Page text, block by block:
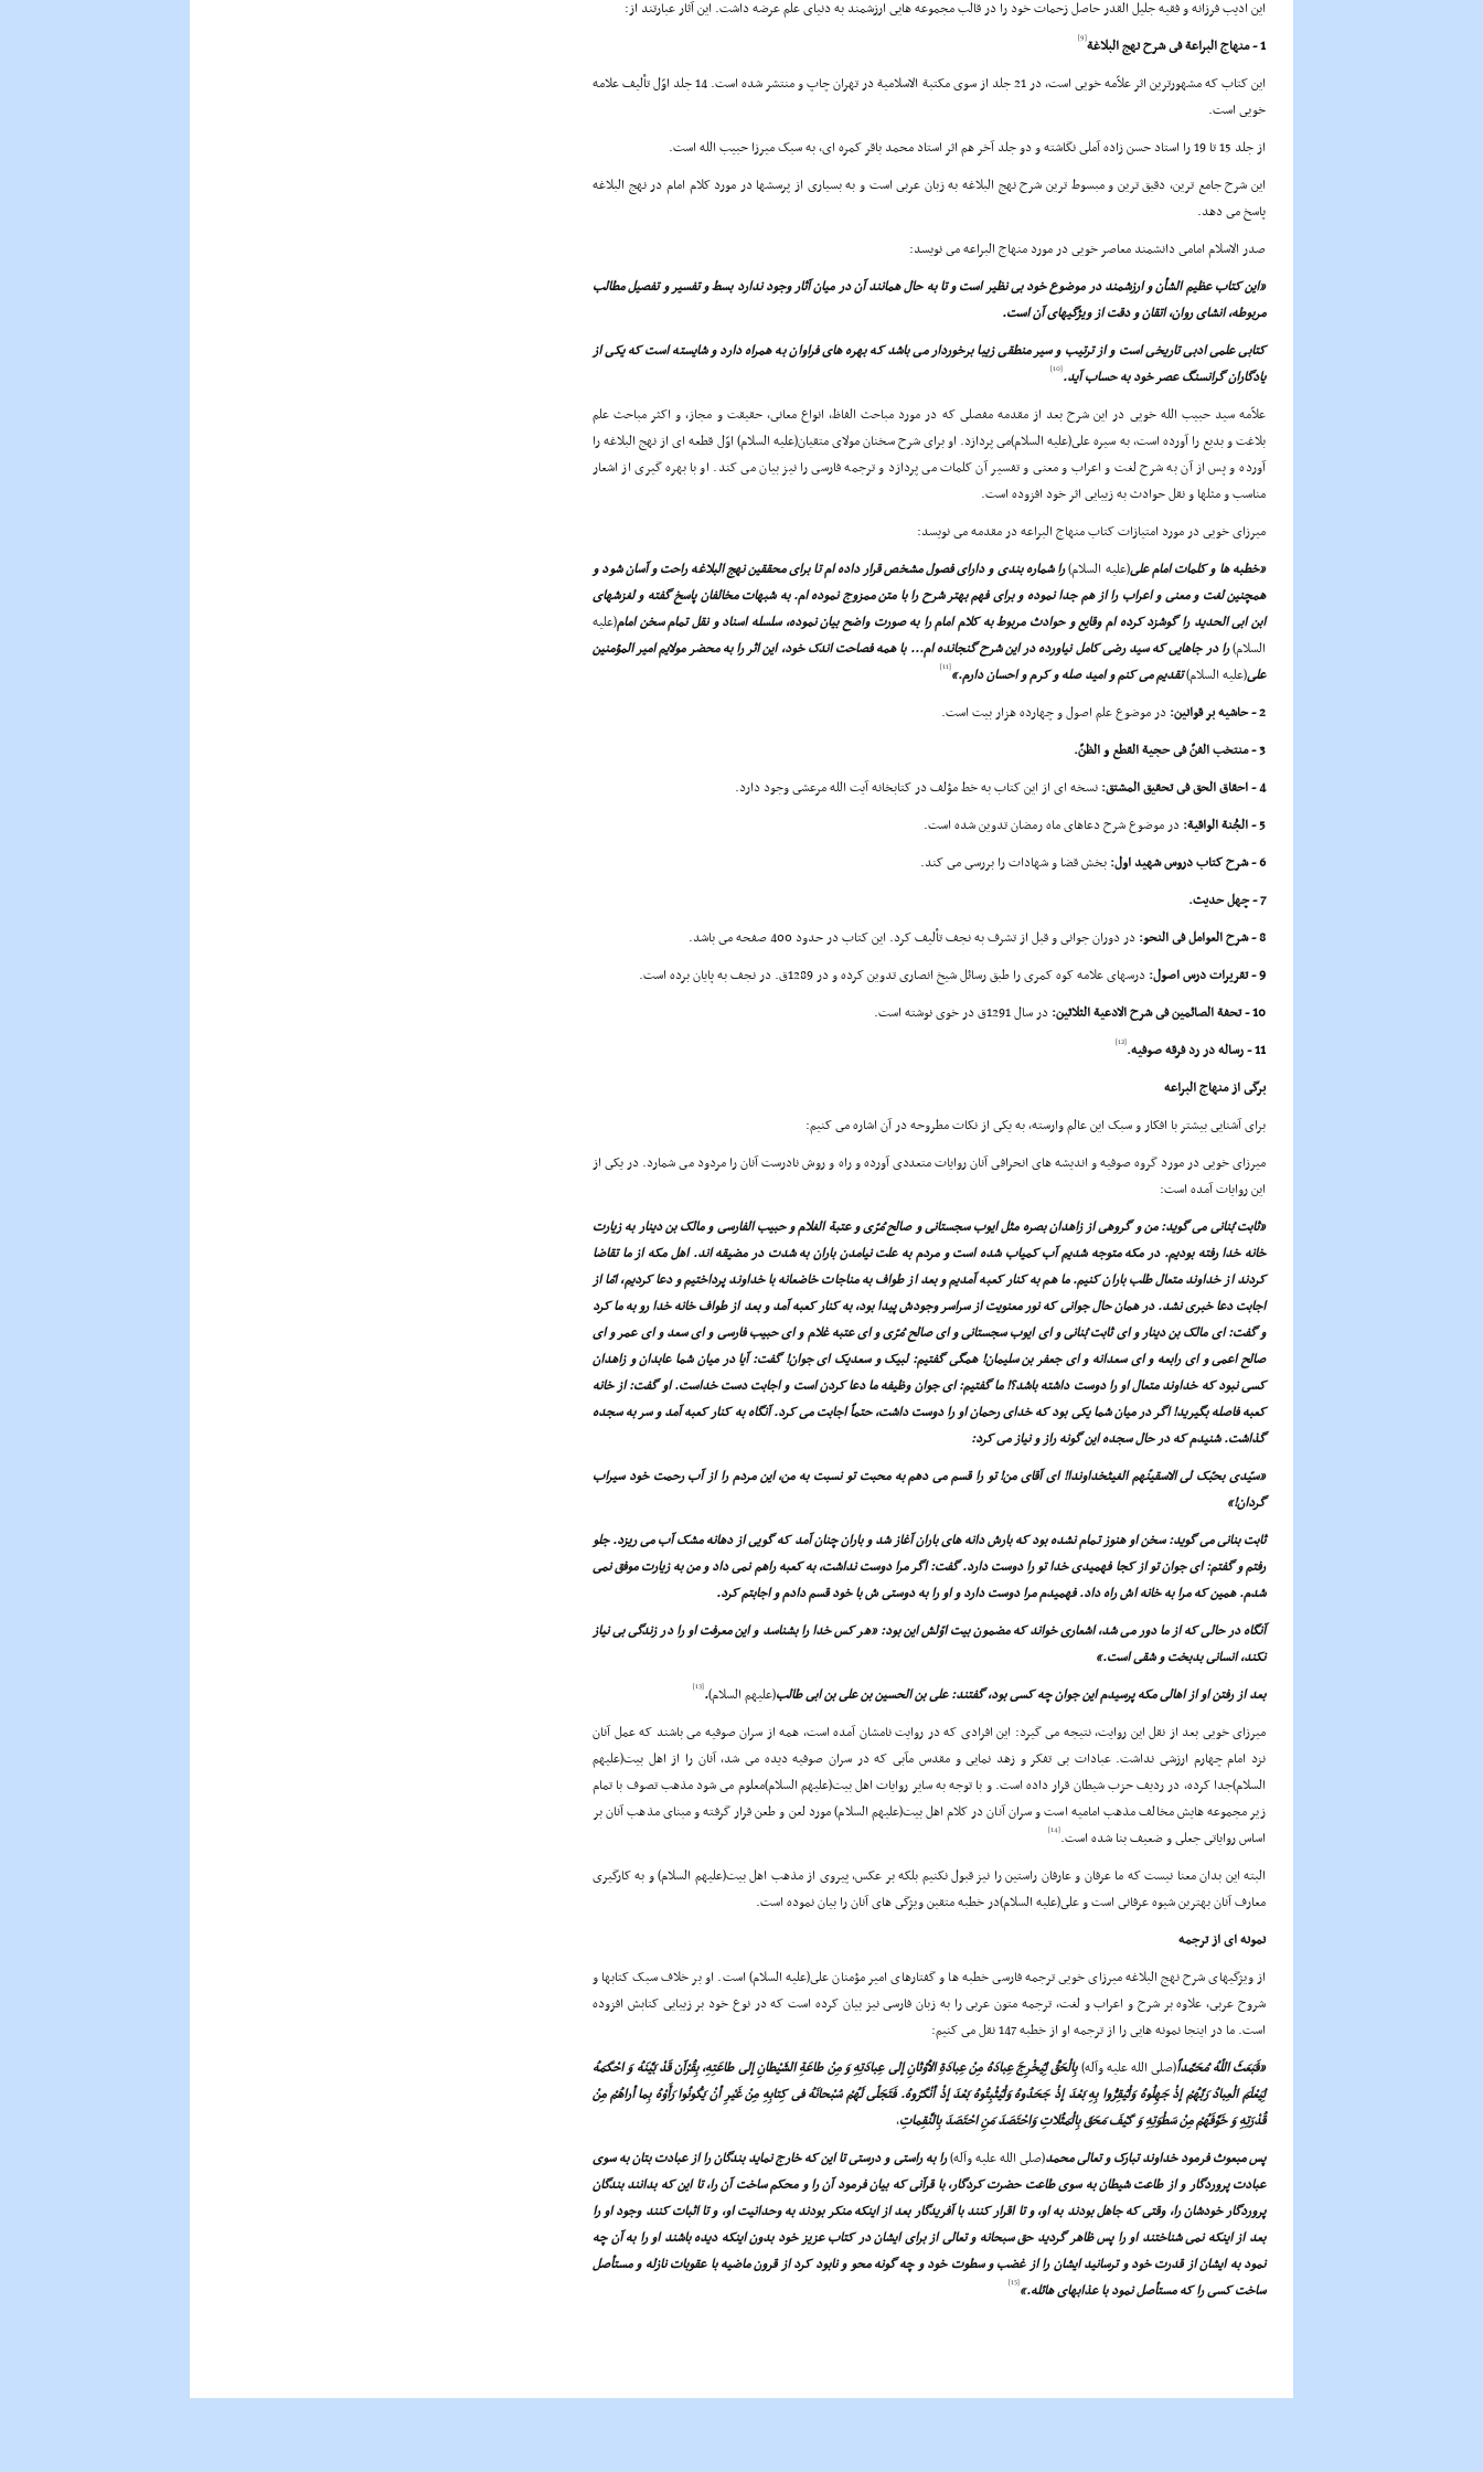
این ادیب فرزانه و فقیه جلیل القدر حاصل زحمات خود را در قالب مجموعه هایى ارزشمند به دنیاى علم عرضه داشت. این آثار عبارتند از:
1 - منهاج البراعة فى شرح نهج البلاغة
[9]
این کتاب که مشهورترین اثر علاّمه خویى است، در 21 جلد از سوى مکتبة الاسلامیة در تهران چاپ و منتشر شده است. 14 جلد اوّل تألیف علامه
خویى است.
از جلد 15 تا 19 را استاد حسن زاده آملى نگاشته و دو جلد آخر هم اثر استاد محمد باقر کمره اى، به سبک میرزا حبیب الله است.
این شرح جامع ترین، دقیق ترین و مبسوط ترین شرح نهج البلاغه به زبان عربى است و به بسیارى از پرسشها در مورد کلام امام در نهج البلاغه
پاسخ مى دهد.
صدر الاسلام امامى دانشمند معاصر خویى در مورد منهاج البراعه مى نویسد:
«این کتاب عظیم الشأن و ارزشمند در موضوع خود بى نظیر است و تا به حال همانند آن در میان آثار وجود ندارد بسط و تفسیر و تفصیل مطالب
مربوطه، انشاى روان، اتقان و دقت از ویژگیهاى آن است.
کتابى علمى ادبى تاریخى است و از ترتیب و سیر منطقى زیبا برخوردار مى باشد که بهره هاى فراوان به همراه دارد و شایسته است که یکى از
یادگاران گرانسنگ عصر خود به حساب آید.[10]
علاّمه سید حبیب الله خویى در این شرح بعد از مقدمه مفصلى که در مورد مباحث الفاظ، انواع معانى، حقیقت و مجاز، و اکثر مباحث علم
بلاغت و بدیع را آورده است، به سیره على(علیه السلام)مى پردازد. او براى شرح سخنان مولاى متقیان(علیه السلام) اوّل قطعه اى از نهج البلاغه را
آورده و پس از آن به شرح لغت و اعراب و معنى و تفسیر آن کلمات مى پردازد و ترجمه فارسى را نیز بیان مى کند. او با بهره گیرى از اشعار
مناسب و مثلها و نقل حوادث به زیبایى اثر خود افزوده است.
میرزاى خویى در مورد امتیازات کتاب منهاج البراعه در مقدمه مى نویسد:
«خطبه ها و کلمات امام على(علیه السلام)را شماره بندى و داراى فصول مشخص قرار داده ام تا براى محققین نهج البلاغه راحت و آسان شود و
همچنین لغت و معنى و اعراب را از هم جدا نموده و براى فهم بهتر شرح را با متن ممزوج نموده ام. به شبهات مخالفان پاسخ گفته و لغزشهاى
ابن ابى الحدید را گوشزد کرده ام وقایع و حوادث مربوط به کلام امام را به صورت واضح بیان نموده، سلسله اسناد و نقل تمام سخن امام(علیه
السلام)را در جاهایى که سید رضى کامل نیاورده در این شرح گنجانده ام... با همه فصاحت اندک خود، این اثر را به محضر مولایم امیر المؤمنین
على(علیه السلام)تقدیم مى کنم و امید صله و کرم و احسان دارم.»[11]
2 - حاشیه بر قوانین:
در موضوع علم اصول و چهارده هزار بیت است.
3 - منتخب الفنّ فى حجیة القطع و الظنّ.
4 - احقاق الحق فى تحقیق المشتق:
نسخه اى از این کتاب به خط مؤلف در کتابخانه آیت الله مرعشى وجود دارد.
5 - الجُنة الواقیة:
در موضوع شرح دعاهاى ماه رمضان تدوین شده است.
6 - شرح کتاب دروس شهید اول:
بخش قضا و شهادات را بررسى مى کند.
7 - چهل حدیث.
8 - شرح العوامل فى النحو:
در دوران جوانى و قبل از تشرف به نجف تألیف کرد. این کتاب در حدود 400 صفحه مى باشد.
9 - تقریرات درس اصول:
درسهاى علامه کوه کمرى را طبق رسائل شیخ انصارى تدوین کرده و در 1289ق. در نجف به پایان برده است.
10 - تحفة الصائمین فى شرح الادعیة الثلاثین:
در سال 1291ق در خوى نوشته است.
11 - رساله در رد فرقه صوفیه.
[12]
برگى از منهاج البراعه
براى آشنایى بیشتر با افکار و سبک این عالم وارسته، به یکى از نکات مطروحه در آن اشاره مى کنیم:
میرزاى خویى در مورد گروه صوفیه و اندیشه هاى انحرافى آنان روایات متعددى آورده و راه و روش نادرست آنان را مردود مى شمارد. در یکى از
این روایات آمده است:
«ثابت بُنانى مى گوید: من و گروهى از زاهدان بصره مثل ایوب سجستانى و صالح مُرّى و عتبة الغلام و حبیب الفارسى و مالک بن دینار به زیارت
خانه خدا رفته بودیم. در مکه متوجه شدیم آب کمیاب شده است و مردم به علت نیامدن باران به شدت در مضیقه اند. اهل مکه از ما تقاضا
کردند از خداوند متعال طلب باران کنیم. ما هم به کنار کعبه آمدیم و بعد از طواف به مناجات خاضعانه با خداوند پرداختیم و دعا کردیم، امّا از
اجابت دعا خبرى نشد. در همان حال جوانى که نور معنویت از سراسر وجودش پیدا بود، به کنار کعبه آمد و بعد از طواف خانه خدا رو به ما کرد
و گفت: اى مالک بن دینار و اى ثابت بُنانى و اى ایوب سجستانى و اى صالح مُرّى و اى عتبه غلام و اى حبیب فارسى و اى سعد و اى عمر و اى
صالح اعمى و اى رابعه و اى سعدانه و اى جعفر بن سلیمان! همگى گفتیم: لبیک و سعدیک اى جوان! گفت: آیا در میان شما عابدان و زاهدان
کسى نبود که خداوند متعال او را دوست داشته باشد؟! ما گفتیم: اى جوان وظیفه ما دعا کردن است و اجابت دست خداست. او گفت: از خانه
کعبه فاصله بگیرید! اگر در میان شما یکى بود که خداى رحمان او را دوست داشت، حتماً اجابت مى کرد. آنگاه به کنار کعبه آمد و سر به سجده
گذاشت. شنیدم که در حال سجده این گونه راز و نیاز مى کرد:
«سیّدى بحبّک لى الاسقینّهم الغیثخداوندا! اى آقاى من! تو را قسم مى دهم به محبت تو نسبت به من، این مردم را از آب رحمت خود سیراب
گردان!»
ثابت بنانى مى گوید: سخن او هنوز تمام نشده بود که بارش دانه هاى باران آغاز شد و باران چنان آمد که گویى از دهانه مشک آب مى ریزد. جلو
رفتم و گفتم: اى جوان تو از کجا فهمیدى خدا تو را دوست دارد. گفت: اگر مرا دوست نداشت، به کعبه راهم نمى داد و من به زیارت موفق نمى
شدم. همین که مرا به خانه اش راه داد. فهمیدم مرا دوست دارد و او را به دوستى ش با خود قسم دادم و اجابتم کرد.
آنگاه در حالى که از ما دور مى شد، اشعارى خواند که مضمون بیت اوّلش این بود: «هر کس خدا را بشناسد و این معرفت او را در زندگى بى نیاز
نکند، انسانى بدبخت و شقى است.»
بعد از رفتن او از اهالى مکه پرسیدم این جوان چه کسى بود، گفتند: على بن الحسین بن على بن ابى طالب(علیهم السلام).
[13]
میرزاى خویى بعد از نقل این روایت، نتیجه مى گیرد: این افرادى که در روایت نامشان آمده است، همه از سران صوفیه مى باشند که عمل آنان
نزد امام چهارم ارزشى نداشت. عبادات بى تفکر و زهد نمایى و مقدس مآبى که در سران صوفیه دیده مى شد، آنان را از اهل بیت(علیهم
السلام)جدا کرده، در ردیف حزب شیطان قرار داده است. و با توجه به سایر روایات اهل بیت(علیهم السلام)معلوم مى شود مذهب تصوف با تمام
زیر مجموعه هایش مخالف مذهب امامیه است و سران آنان در کلام اهل بیت(علیهم السلام) مورد لعن و طعن قرار گرفته و مبناى مذهب آنان بر
اساس روایاتى جعلى و ضعیف بنا شده است.[14]
البته این بدان معنا نیست که ما عرفان و عارفان راستین را نیز قبول نکنیم بلکه بر عکس، پیروى از مذهب اهل بیت(علیهم السلام) و به کارگیرى
معارف آنان بهترین شیوه عرفانى است و على(علیه السلام)در خطبه متقین ویژگى هاى آنان را بیان نموده است.
نمونه اى از ترجمه
از ویژگیهاى شرح نهج البلاغه میرزاى خویى ترجمه فارسى خطبه ها و گفتارهاى امیر مؤمنان على(علیه السلام) است. او بر خلاف سبک کتابها و
شروح عربى، علاوه بر شرح و اعراب و لغت، ترجمه متون عربى را به زبان فارسى نیز بیان کرده است که در نوع خود بر زیبایى کتابش افزوده
است. ما در اینجا نمونه هایى را از ترجمه او از خطبه 147 نقل مى کنیم:
«فَبَعَثَ اللّهُ مُحَمَّداً(صلى الله علیه وآله)بِالْحَقِّ لِیُخْرِجَ عِبادَهُ مِنْ عِبادَةِ الاَْوْثانِ إلى عِبادَتِهِ وَ مِنْ طاعَةِ الشَیْطانِ إلى طاعَتِهِ، بِقُرْآن قَدْ بَیَّنَهُ وَ احْکَمَهُ
لِیَعْلَمَ الْعِبادُ رَبَّهُمْ إذْ جَهِلُوهُ وَلْیُقِرُّوا بِهِ بَعْدَ إذْ جَحَدُوهُ وَلْیُثْبِتُوهُ بَعْدَ إذْ أنْکَرُوهُ. فَتَجَلّى لَهُمْ سُبْحانَهُ فى کِتابِهِ مِنْ غَیْرِ أنْ یَکُونُوا رَأَوْهُ بِما أراهُمْ مِنْ
قُدْرَتِهِ وَ خَوَّفَهُمْ مِنْ سَطْوَتِهِ وَ کَیْفَ مَحَقَ بِالْمَثُلاتِ وَاحْتَصَدَ مَنِ احْتَصَدَ بِالنَّقِماتِ,
پس مبعوث فرمود خداوند تبارک و تعالى محمد(صلى الله علیه وآله)را به راستى و درستى تا این که خارج نماید بندگان را از عبادت بتان به سوى
عبادت پروردگار و از طاعت شیطان به سوى طاعت حضرت کردگار، با قرآنى که بیان فرمود آن را و محکم ساخت آن را، تا این که بدانند بندگان
پروردگار خودشان را، وقتى که جاهل بودند به او، و تا اقرار کنند با آفریدگار بعد از اینکه منکر بودند به وحدانیت او، و تا اثبات کنند وجود او را
بعد از اینکه نمى شناختند او را پس ظاهر گردید حق سبحانه و تعالى از براى ایشان در کتاب عزیز خود بدون اینکه دیده باشند او را به آن چه
نمود به ایشان از قدرت خود و ترسانید ایشان را از غضب و سطوت خود و چه گونه محو و نابود کرد از قرون ماضیه با عقوبات نازله و مستأصل
ساخت کسى را که مستأصل نمود با عذابهاى هائله.»[15]